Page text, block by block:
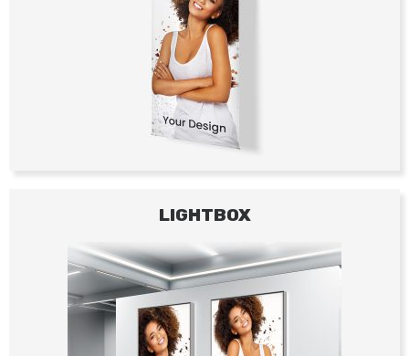
LIGHTBOX